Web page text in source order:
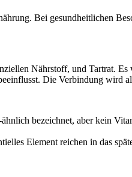
Bei gesundheitlichen
Nährstoff, und Tartrat.
Die Verbindung wird
bezeichnet, aber kein
Element reichen in das